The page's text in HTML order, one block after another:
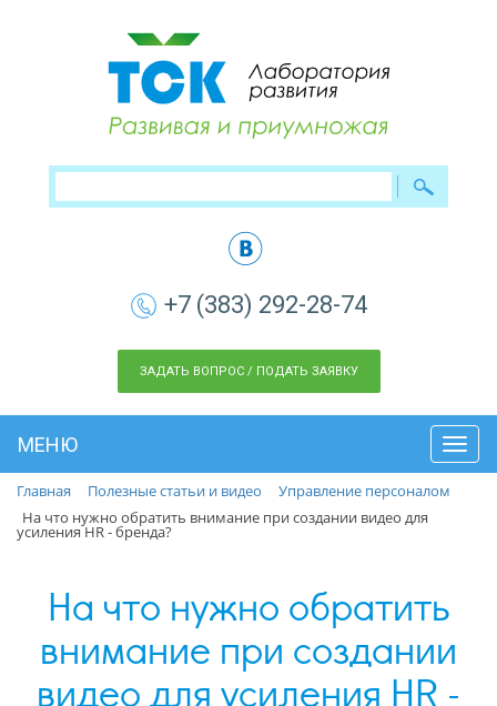
+7 (383) 292-28-74
ЗАДАТЬ ВОПРОС / ПОДАТЬ ЗАЯВКУ
МЕНЮ
Главная
Полезные статьи и видео
Управление персоналом
На что нужно обратить внимание при создании видео для
усиления HR - бренда?
На что нужно обратить
внимание при создании
видео для усиления HR -